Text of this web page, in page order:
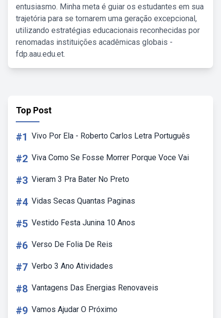
entusiasmo. Minha meta é guiar os estudantes em sua
trajetória para se tornarem uma geração excepcional,
utilizando estratégias educacionais reconhecidas por
renomadas instituições acadêmicas globais -
fdp.aau.edu.et.
Top Post
#1 Vivo Por Ela - Roberto Carlos Letra Português
#2 Viva Como Se Fosse Morrer Porque Voce Vai
#3 Vieram 3 Pra Bater No Preto
#4 Vidas Secas Quantas Paginas
#5 Vestido Festa Junina 10 Anos
#6 Verso De Folia De Reis
#7 Verbo 3 Ano Atividades
#8 Vantagens Das Energias Renovaveis
#9 Vamos Ajudar O Próximo